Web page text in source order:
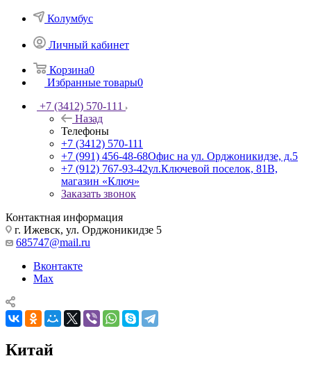
Колумбус
Личный кабинет
Корзина0
Избранные товары0
+7 (3412) 570-111
Назад
Телефоны
+7 (3412) 570-111
+7 (991) 456-48-68Офис на ул. Орджоникидзе, д.5
+7 (912) 767-93-42ул.Ключевой поселок, 81В,
магазин «Ключ»
Заказать звонок
Контактная информация
г. Ижевск, ул. Орджоникидзе 5
685747@mail.ru
Вконтакте
Max
Китай